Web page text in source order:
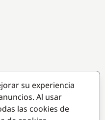
su experiencia
Al usar
las cookies de